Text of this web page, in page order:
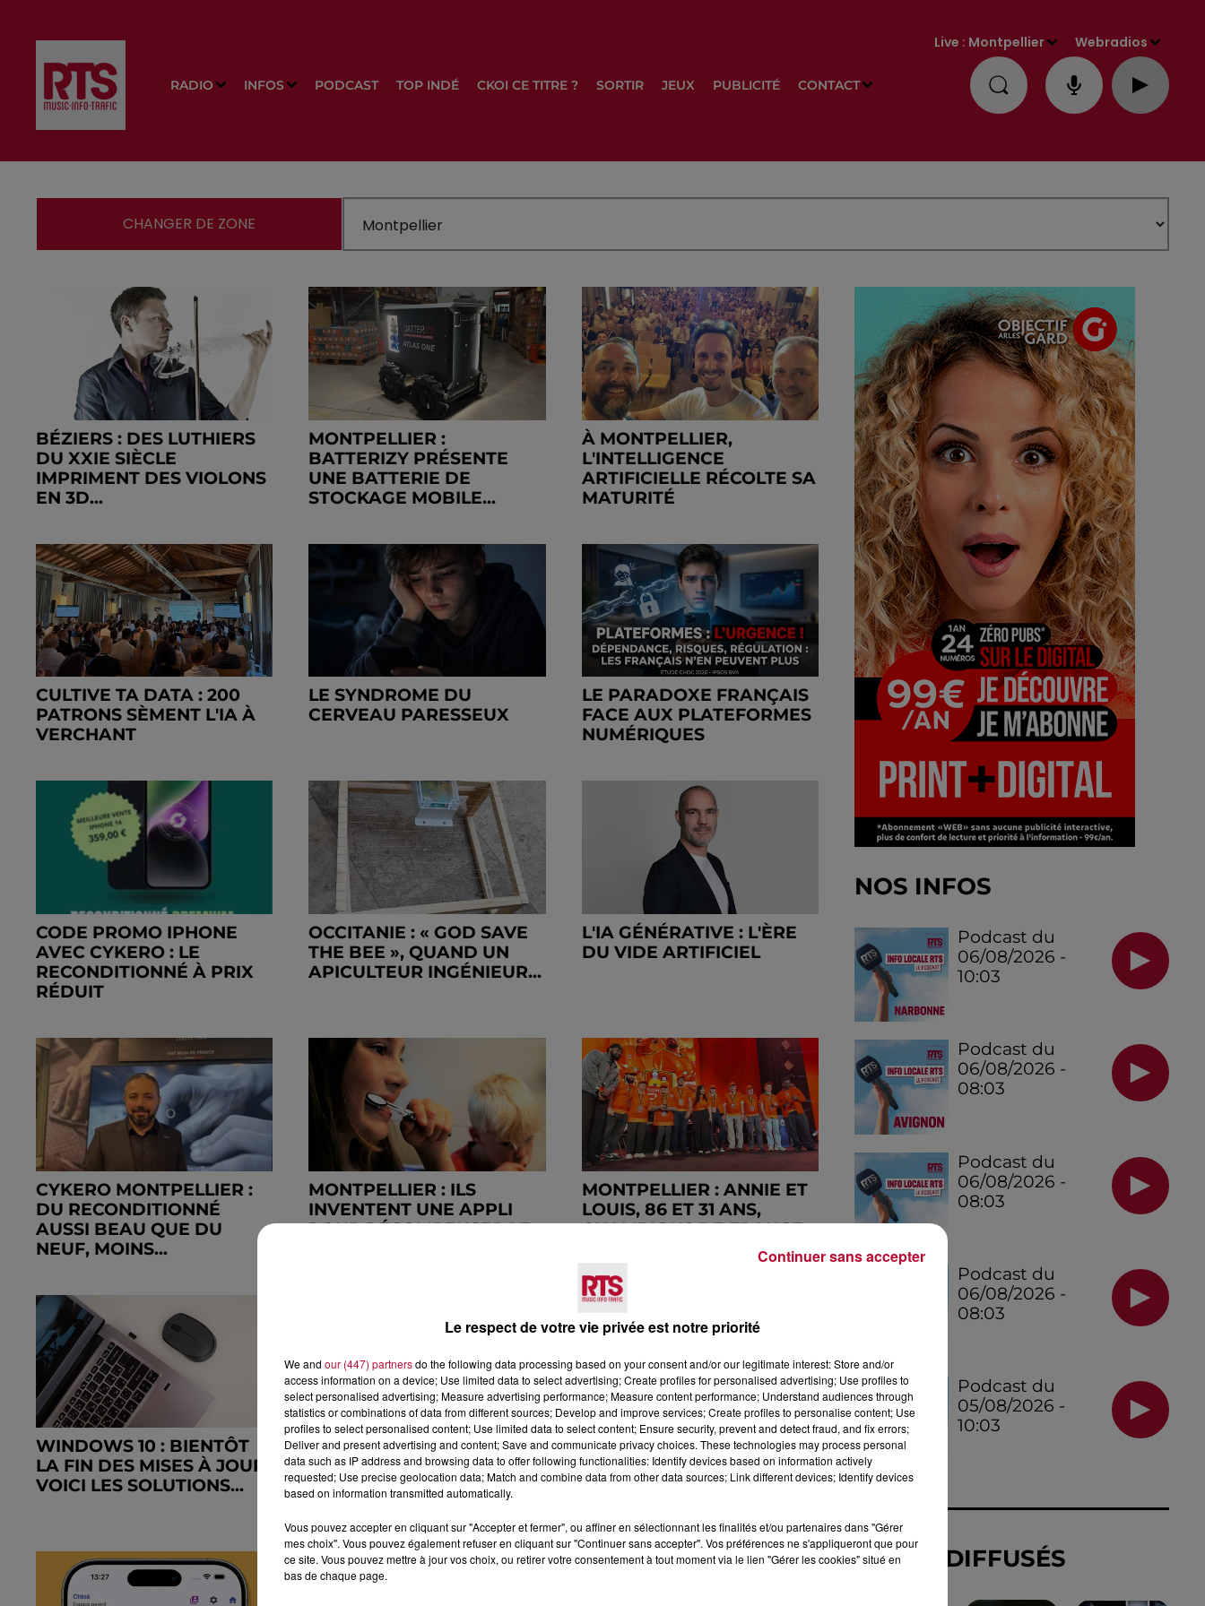
RADIO INFOS PODCAST TOP INDÉ CKOI CE TITRE ? SORTIR JEUX PUBLICITÉ CONTACT
Live : Montpellier Webradios
CHANGER DE ZONE
BÉZIERS : DES LUTHIERS
DU XXIE SIÈCLE
IMPRIMENT DES VIOLONS
EN 3D...
MONTPELLIER :
BATTERIZY PRÉSENTE
UNE BATTERIE DE
STOCKAGE MOBILE...
À MONTPELLIER,
L'INTELLIGENCE
ARTIFICIELLE RÉCOLTE SA
MATURITÉ
CULTIVE TA DATA : 200
PATRONS SÈMENT L'IA À
VERCHANT
LE SYNDROME DU
CERVEAU PARESSEUX
LE PARADOXE FRANÇAIS
FACE AUX PLATEFORMES
NUMÉRIQUES
CODE PROMO IPHONE
AVEC CYKERO : LE
RECONDITIONNÉ À PRIX
RÉDUIT
OCCITANIE : « GOD SAVE
THE BEE », QUAND UN
APICULTEUR INGÉNIEUR...
L'IA GÉNÉRATIVE : L'ÈRE
DU VIDE ARTIFICIEL
CYKERO MONTPELLIER :
DU RECONDITIONNÉ
AUSSI BEAU QUE DU
NEUF, MOINS...
MONTPELLIER : ILS
INVENTENT UNE APPLI
POUR RÉCOMPENSER LE
MONTPELLIER : ANNIE ET
LOUIS, 86 ET 31 ANS,
CHAMPIONS DE FRANCE
WINDOWS 10 : BIENTÔT
LA FIN DES MISES À JOUR,
VOICI LES SOLUTIONS...
MONTPELLIER ET
TOULOUSE PASSENT AU
VERT AVEC LE GREEN IT
MONTPELLIER LANCE UNE
ASSOCIATION EXCLUSIVE
SUR L'INTELLIGENCE...
NOS INFOS
Podcast du
06/08/2026 -
10:03
Podcast du
06/08/2026 -
08:03
Podcast du
06/08/2026 -
08:03
Podcast du
06/08/2026 -
08:03
Podcast du
05/08/2026 -
10:03
TITRES DIFFUSÉS
Le respect de votre vie privée est notre priorité
We and our (447) partnersdo the following data processing based on your consent and/or our legitimate interest: Store and/or
access information on a device; Use limited data to select advertising; Create profiles for personalised advertising; Use profiles to
select personalised advertising; Measure advertising performance; Measure content performance; Understand audiences through
statistics or combinations of data from different sources; Develop and improve services; Create profiles to personalise content; Use
profiles to select personalised content; Use limited data to select content; Ensure security, prevent and detect fraud, and fix errors;
Deliver and present advertising and content; Save and communicate privacy choices. These technologies may process personal
data such as IP address and browsing data to offer following functionalities: Identify devices based on information actively
requested; Use precise geolocation data; Match and combine data from other data sources; Link different devices; Identify devices
based on information transmitted automatically.
Vous pouvez accepter en cliquant sur "Accepter et fermer", ou affiner en sélectionnant les finalités et/ou partenaires dans "Gérer
mes choix". Vous pouvez également refuser en cliquant sur "Continuer sans accepter". Vos préférences ne s'appliqueront que pour
ce site. Vous pouvez mettre à jour vos choix, ou retirer votre consentement à tout moment via le lien "Gérer les cookies" situé en
bas de chaque page.
Continuer sans accepter